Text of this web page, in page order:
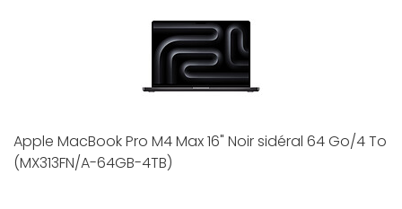
Apple MacBook Pro M4 Max 16" Noir sidéral 64 Go/4 To
(MX313FN/A-64GB-4TB)